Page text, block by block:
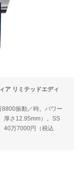
ア リミテッドエディ
振動／時。パワー
厚さ12.95mm）。SS
40万7000円（税込